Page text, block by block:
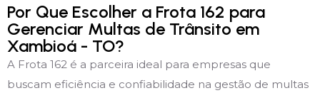
Por Que Escolher a Frota 162 para
Gerenciar Multas de Trânsito em
Xambioá - TO?
A Frota 162 é a parceira ideal para empresas que
buscam eficiência e confiabilidade na gestão de multas